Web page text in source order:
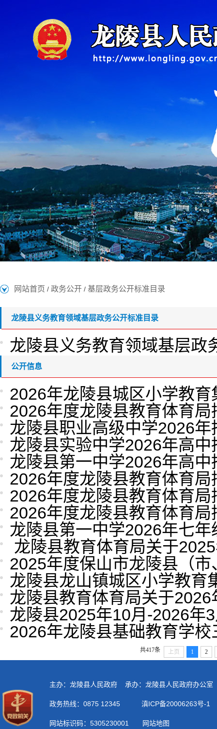
网站首页 / 政务公开 / 基层政务公开标准目录
龙陵县义务教育领域基层政务公开标准目录
龙陵县义务教育领域基层政
公开信息
2026年龙陵县城区小学教
2026年度龙陵县教育体育
龙陵县职业高级中学2026年
龙陵县实验中学2026年高中
龙陵县第一中学2026年高中
2026年度龙陵县教育体育
2026年度龙陵县教育体育
2026年度龙陵县教育体育
龙陵县第一中学2026年七
龙陵县教育体育局关于
2025年度保山市龙陵县（
龙陵县龙山镇城区小学教育
龙陵县教育体育局关于
龙陵县2025年10月-2026年
2026年龙陵县基础教育学
共417条 上页 1 2